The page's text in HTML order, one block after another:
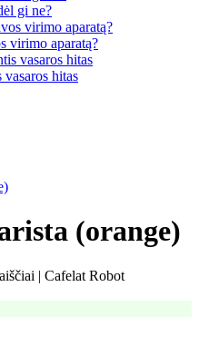
gi ne?
virimo aparatą?
hitas
(orange)
| Cafelat Robot